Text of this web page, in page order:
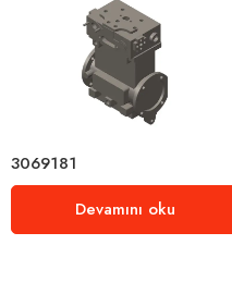
3069181
Devamını oku